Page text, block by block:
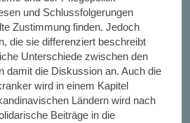
und Schlussfolgerungen
Zustimmung finden. Jedoch
die sie differenziert beschreibt
Unterschiede zwischen den
damit die Diskussion an. Auch die
wird in einem Kapitel
Ländern wird nach
Beiträge in die